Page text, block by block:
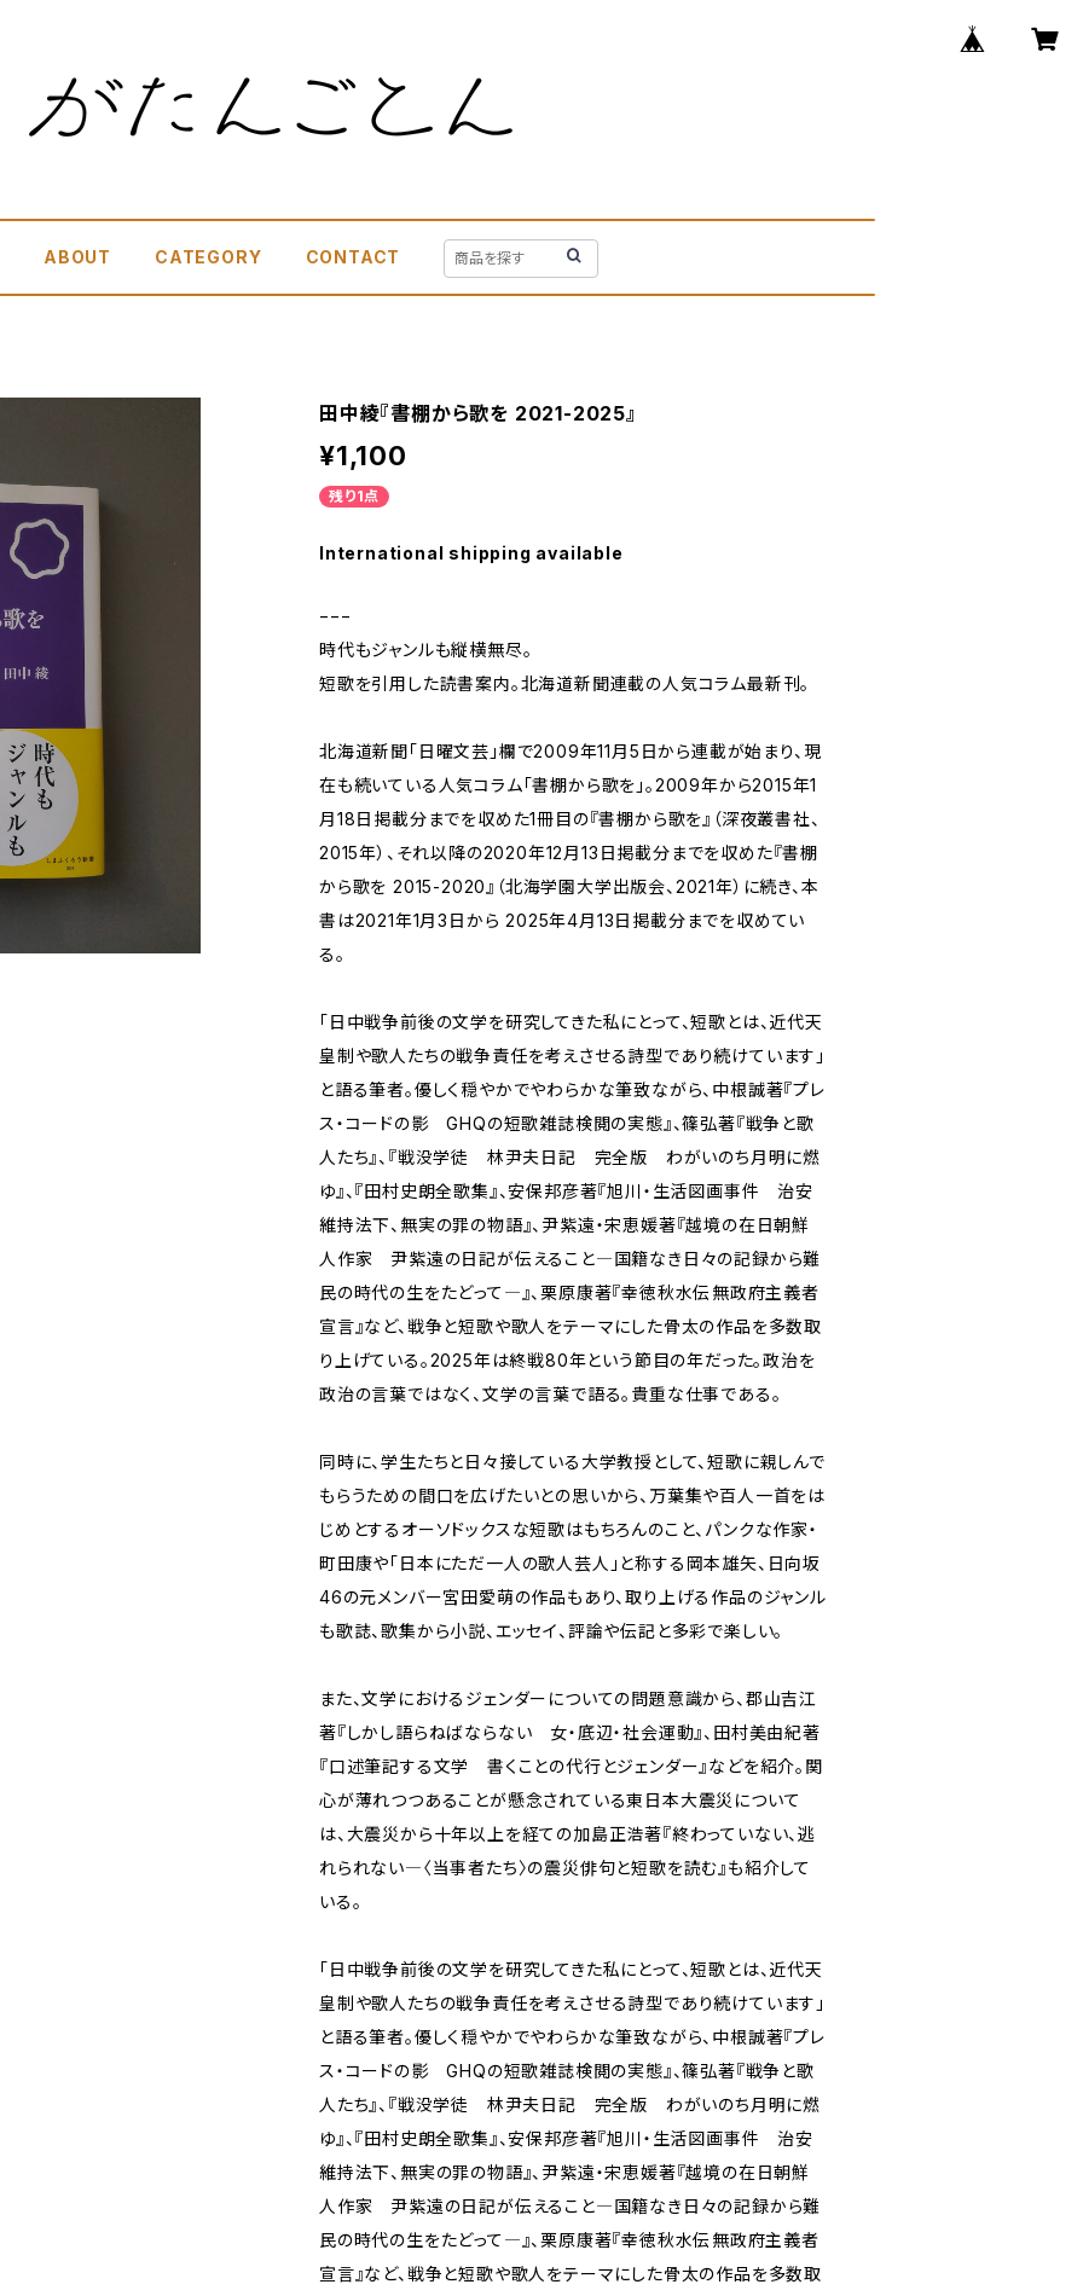
ABOUT CATEGORY CONTACT
田中綾『書棚から歌を 2021-2025』
¥1,100
残り1点
International shipping available
−−−
時代もジャンルも縦横無尽。
短歌を引用した読書案内。北海道新聞連載の人気コラム最新刊。
北海道新聞「日曜文芸」欄で2009年11月5日から連載が始まり、現
在も続いている人気コラム「書棚から歌を」。2009年から2015年1
月18日掲載分までを収めた1冊目の『書棚から歌を』（深夜叢書社、
2015年）、それ以降の2020年12月13日掲載分までを収めた『書棚
から歌を 2015-2020』（北海学園大学出版会、2021年）に続き、本
書は2021年1月3日から 2025年4月13日掲載分までを収めてい
る。
「日中戦争前後の文学を研究してきた私にとって、短歌とは、近代天
皇制や歌人たちの戦争責任を考えさせる詩型であり続けています」
と語る筆者。優しく穏やかでやわらかな筆致ながら、中根誠著『プレ
ス・コードの影 GHQの短歌雑誌検閲の実態』、篠弘著『戦争と歌
人たち』、『戦没学徒 林尹夫日記 完全版 わがいのち月明に燃
ゆ』、『田村史朗全歌集』、安保邦彦著『旭川・生活図画事件 治安
維持法下、無実の罪の物語』、尹紫遠・宋恵媛著『越境の在日朝鮮
人作家 尹紫遠の日記が伝えること―国籍なき日々の記録から難
民の時代の生をたどって―』、栗原康著『幸徳秋水伝――無政府主義者
宣言』など、戦争と短歌や歌人をテーマにした骨太の作品を多数取
り上げている。2025年は終戦80年という節目の年だった。政治を
政治の言葉ではなく、文学の言葉で語る。貴重な仕事である。
同時に、学生たちと日々接している大学教授として、短歌に親しんで
もらうための間口を広げたいとの思いから、万葉集や百人一首をは
じめとするオーソドックスな短歌はもちろんのこと、パンクな作家・
町田康や「日本にただ一人の歌人芸人」と称する岡本雄矢、日向坂
46の元メンバー宮田愛萌の作品もあり、取り上げる作品のジャンル
も歌誌、歌集から小説、エッセイ、評論や伝記と多彩で楽しい。
また、文学におけるジェンダーについての問題意識から、郡山吉江
著『しかし語らねばならない 女・底辺・社会運動』、田村美由紀著
『口述筆記する文学 書くことの代行とジェンダー』などを紹介。関
心が薄れつつあることが懸念されている東日本大震災について
は、大震災から十年以上を経ての加島正浩著『終わっていない、逃
れられない―〈当事者たち〉の震災俳句と短歌を読む』も紹介して
いる。
「日中戦争前後の文学を研究してきた私にとって、短歌とは、近代天
皇制や歌人たちの戦争責任を考えさせる詩型であり続けています」
と語る筆者。優しく穏やかでやわらかな筆致ながら、中根誠著『プレ
ス・コードの影 GHQの短歌雑誌検閲の実態』、篠弘著『戦争と歌
人たち』、『戦没学徒 林尹夫日記 完全版 わがいのち月明に燃
ゆ』、『田村史朗全歌集』、安保邦彦著『旭川・生活図画事件 治安
維持法下、無実の罪の物語』、尹紫遠・宋恵媛著『越境の在日朝鮮
人作家 尹紫遠の日記が伝えること―国籍なき日々の記録から難
民の時代の生をたどって―』、栗原康著『幸徳秋水伝――無政府主義者
宣言』など、戦争と短歌や歌人をテーマにした骨太の作品を多数取